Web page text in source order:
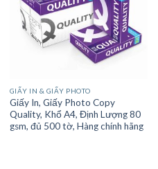
GIẤY IN & GIẤY PHOTO
Giấy In, Giấy Photo Copy
Quality, Khổ A4, Định Lượng 80
gsm, đủ 500 tờ, Hàng chính hãng